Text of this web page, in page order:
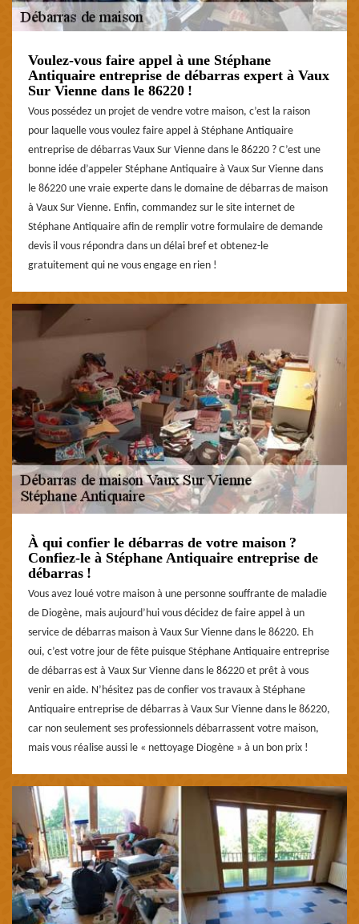
Voulez-vous faire appel à une Stéphane
Antiquaire entreprise de débarras expert à Vaux
Sur Vienne dans le 86220 !
Vous possédez un projet de vendre votre maison, c’est la raison
pour laquelle vous voulez faire appel à Stéphane Antiquaire
entreprise de débarras Vaux Sur Vienne dans le 86220 ? C’est une
bonne idée d’appeler Stéphane Antiquaire à Vaux Sur Vienne dans
le 86220 une vraie experte dans le domaine de débarras de maison
à Vaux Sur Vienne. Enfin, commandez sur le site internet de
Stéphane Antiquaire afin de remplir votre formulaire de demande
devis il vous répondra dans un délai bref et obtenez-le
gratuitement qui ne vous engage en rien !
À qui confier le débarras de votre maison ?
Confiez-le à Stéphane Antiquaire entreprise de
débarras !
Vous avez loué votre maison à une personne souffrante de maladie
de Diogène, mais aujourd’hui vous décidez de faire appel à un
service de débarras maison à Vaux Sur Vienne dans le 86220. Eh
oui, c’est votre jour de fête puisque Stéphane Antiquaire entreprise
de débarras est à Vaux Sur Vienne dans le 86220 et prêt à vous
venir en aide. N’hésitez pas de confier vos travaux à Stéphane
Antiquaire entreprise de débarras à Vaux Sur Vienne dans le 86220,
car non seulement ses professionnels débarrassent votre maison,
mais vous réalise aussi le « nettoyage Diogène » à un bon prix !